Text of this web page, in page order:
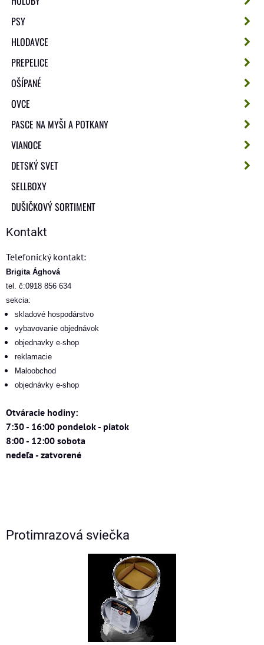
PSY
HLODAVCE
PREPELICE
OŠÍPANÉ
OVCE
PASCE NA MYŠI A POTKANY
VIANOCE
DETSKÝ SVET
SELLBOXY
DUŠIČKOVÝ SORTIMENT
Kontakt
Telefonický kontakt:
Brigita Ághová
tel. č:0918 856 634
sekcia:
skladové hospodárstvo
vybavovanie objednávok
objednavky e-shop
reklamacie
Maloobchod
objednávky e-shop
Otváracie hodiny:
7:30 - 16:00 pondelok - piatok
8:00 - 12:00 sobota
nedeľa - zatvorené
Protimrazová sviečka